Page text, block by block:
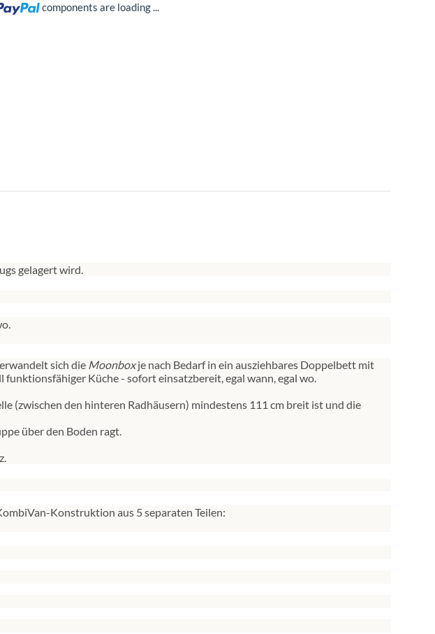
components are loading ...
gelagert wird.
sich die Moonboxje nach Bedarf in ein ausziehbares Doppelbett mit
Küche - sofort einsatzbereit, egal wann, egal wo.
(zwischen den hinteren Radhäusern) mindestens 111 cm breit ist und die
über den Boden ragt.
Konstruktion aus 5 separaten Teilen: